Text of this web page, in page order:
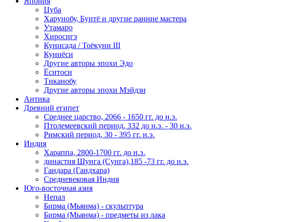
Цуба
Харунобу, Бунтё и другие ранние мастера
Утамаро
Хиросигэ
Кунисада / Тоёкуни III
Куниёси
Другие авторы эпохи Эдо
Ёситоси
Тиканобу
Другие авторы эпохи Мэйдзи
Антика
Древний египет
Среднее царство, 2066 - 1650 гг. до н.э.
Птолемеевский период, 332 до н.э. - 30 н.э.
Римский период, 30 - 395 гг. н.э.
Индия
Хараппа, 2800-1700 гг. до н.э.
династия Шунга (Сунга),185 -73 гг. до н.э.
Гандара (Гандхара)
Средневековая Индия
Юго-восточная азия
Непал
Бирма (Мьянма) - скульптура
Бирма (Мьянма) - предметы из лака